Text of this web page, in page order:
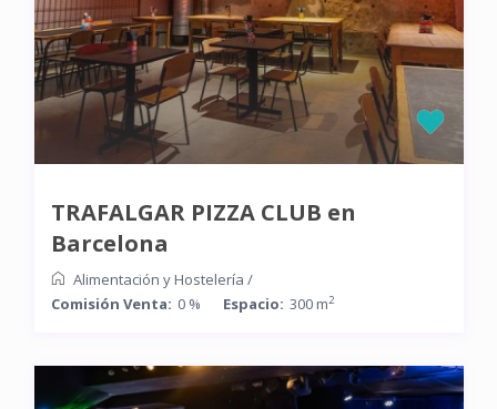
TRAFALGAR PIZZA CLUB en
Barcelona
Alimentación y Hostelería /
Comisión Venta: 0 % Espacio: 300 m2